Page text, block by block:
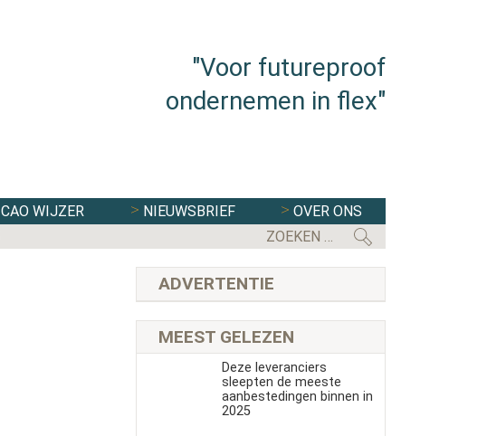
"Voor futureproof
ondernemen in flex"
CAO WIJZER NIEUWSBRIEF
OVER ONS
ADVERTENTIE
MEEST GELEZEN
Deze leveranciers
sleepten de meeste
aanbestedingen binnen in
2025